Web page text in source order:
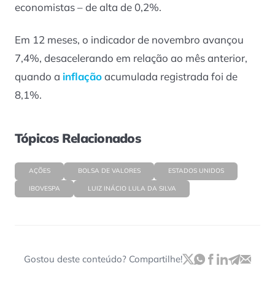
economistas – de alta de 0,2%.
Em 12 meses, o indicador de novembro avançou
7,4%, desacelerando em relação ao mês anterior,
quando a inflaçãoacumulada registrada foi de
8,1%.
Tópicos Relacionados
AÇÕES BOLSA DE VALORES ESTADOS UNIDOS
IBOVESPA LUIZ INÁCIO LULA DA SILVA
Gostou deste conteúdo? Compartilhe!